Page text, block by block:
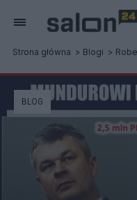
Strona główna Blogi
BLOG